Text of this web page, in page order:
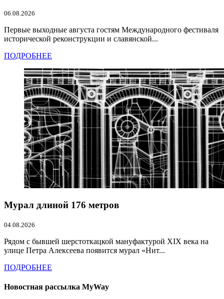
06.08.2026
Первые выходные августа гостям Международного фестиваля
исторической реконструкции и славянской...
ПОДРОБНЕЕ
Мурал длиной 176 метров
04.08.2026
Рядом с бывшей шерстоткацкой мануфактурой XIX века на
улице Петра Алексеева появится мурал «Нит...
ПОДРОБНЕЕ
Новостная рассылка MyWay